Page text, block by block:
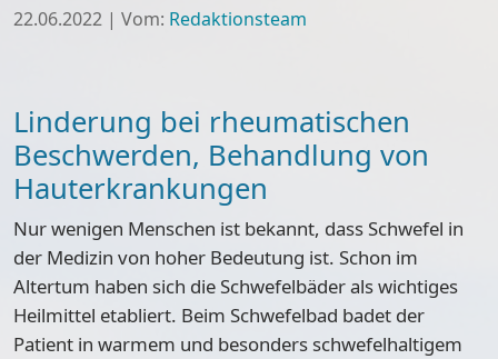
22.06.2022 | Vom: Redaktionsteam
Linderung bei rheumatischen
Beschwerden, Behandlung von
Hauterkrankungen
Nur wenigen Menschen ist bekannt, dass Schwefel in
der Medizin von hoher Bedeutung ist. Schon im
Altertum haben sich die Schwefelbäder als wichtiges
Heilmittel etabliert. Beim Schwefelbad badet der
Patient in warmem und besonders schwefelhaltigem